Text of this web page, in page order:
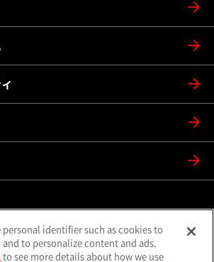
（別ウィンドウで開く）
Facebook（別ウィンドウで開
identifier such as cookies to
to personalize content and ads.
to see more details about how we use